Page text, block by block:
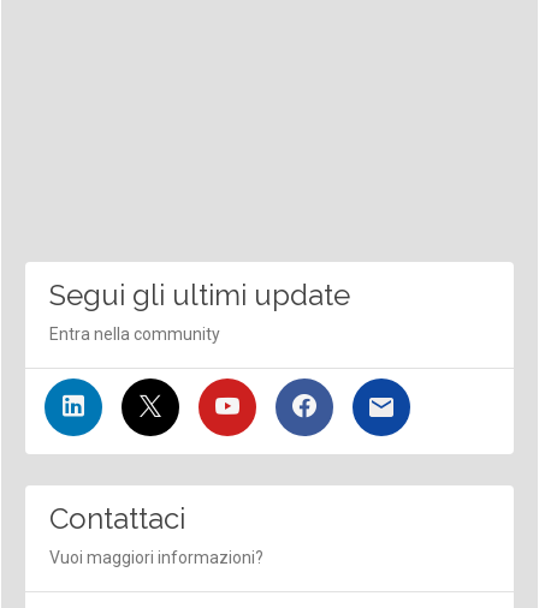
Segui gli ultimi update
Entra nella community
Contattaci
Vuoi maggiori informazioni?